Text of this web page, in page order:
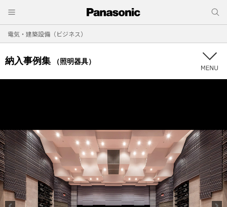
電気・建築設備（ビジネス）
納入事例集 （照明器具）